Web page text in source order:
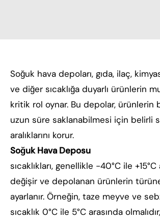
Soğuk hava depoları, gıda, ilaç,
ve diğer sıcaklığa duyarlı ürünlerin
kritik rol oynar. Bu depolar, ürünlerin
uzun süre saklanabilmesi için belirli
aralıklarını korur.
Soğuk Hava Deposu
sıcaklıkları, genellikle -40°C ile +15°C
değişir ve depolanan ürünlerin
ayarlanır. Örneğin, taze meyve ve
sıcaklık 0°C ile 5°C arasında